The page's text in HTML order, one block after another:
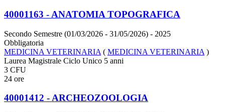
40001163 - ANATOMIA TOPOGRAFICA
Secondo Semestre (01/03/2026 - 31/05/2026) - 2025
Obbligatoria
MEDICINA VETERINARIA ( MEDICINA VETERINARIA )
Laurea Magistrale Ciclo Unico 5 anni
3 CFU
24 ore
40001412 - ARCHEOZOOLOGIA